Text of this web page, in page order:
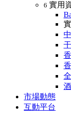
6 實用
市場動態
互動平台